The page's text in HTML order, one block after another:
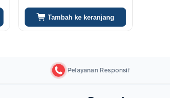
Tambah ke keranjang
Pelayanan Responsif